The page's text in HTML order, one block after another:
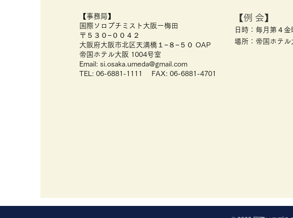
​【事務局】
国際ソロプチミスト大阪ー梅田
〒５３０−００４２
大阪府大阪市北区天満橋１−８−５０ OAP
​帝国ホテル大阪 1004号室
Email:si.osaka.umeda@gmail.com
TEL: 06-6881-1111 FAX: 06-6881-4701
【例 会】
日時：毎月第４
場所：帝国ホテル